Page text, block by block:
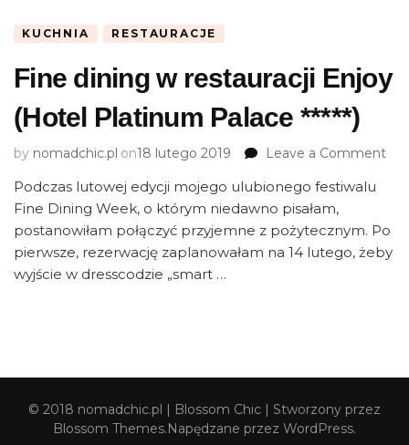
KUCHNIA RESTAURACJE
Fine dining w restauracji Enjoy
(Hotel Platinum Palace *****)
by nomadchic.pl on18 lutego 2019 Leave a Comment
Podczas lutowej edycji mojego ulubionego festiwalu
Fine Dining Week, o którym niedawno pisałam,
postanowiłam połączyć przyjemne z pożytecznym. Po
pierwsze, rezerwację zaplanowałam na 14 lutego, żeby
wyjście w dresscodzie „smart …
© 2018 nomadchic.pl | Blossom Chic | Stworzony przez
Blossom Themes.Napędzane przez WordPress.